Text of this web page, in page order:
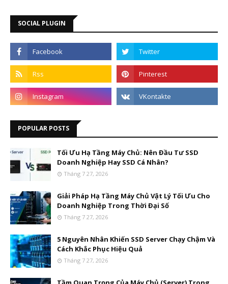
SOCIAL PLUGIN
POPULAR POSTS
Tối Ưu Hạ Tầng Máy Chủ: Nên Đầu Tư SSD
Doanh Nghiệp Hay SSD Cá Nhân?
Tháng 7 27, 2026
Giải Pháp Hạ Tầng Máy Chủ Vật Lý Tối Ưu Cho
Doanh Nghiệp Trong Thời Đại Số
Tháng 7 27, 2026
5 Nguyên Nhân Khiến SSD Server Chạy Chậm Và
Cách Khắc Phục Hiệu Quả
Tháng 7 27, 2026